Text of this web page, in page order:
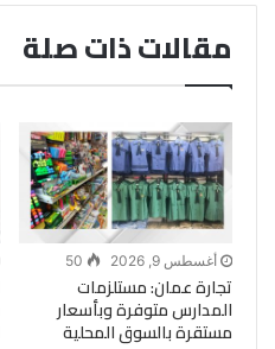
مقالات ذات صلة
أغسطس 9, 2026 50
تجارة عمان: مستلزمات
المدارس متوفرة وبأسعار
مستقرة بالسوق المحلية